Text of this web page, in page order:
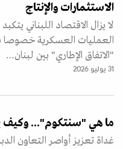
الاستثمارات والإنتاج
لا يزال الاقتصاد اللبناني
العمليات العسكرية خصوصا
"الاتفاق الإطاري" بين لبنان…
31 يوليو 2026
ما هي "سنتكوم"... وكيف
غداة تعزيز أواصر التعاون